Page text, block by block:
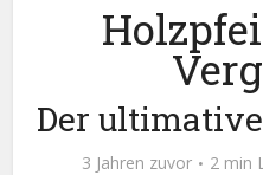
Der
3 Jahren zuvor 2 min